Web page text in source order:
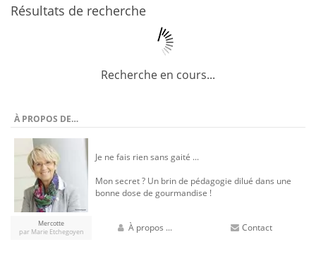
Résultats de recherche
Recherche en cours...
À PROPOS DE…
Je ne fais rien sans gaité ...
Mon secret ? Un brin de pédagogie dilué dans une
bonne dose de gourmandise !
Mercotte
par Marie Etchegoyen
À propos ... Contact